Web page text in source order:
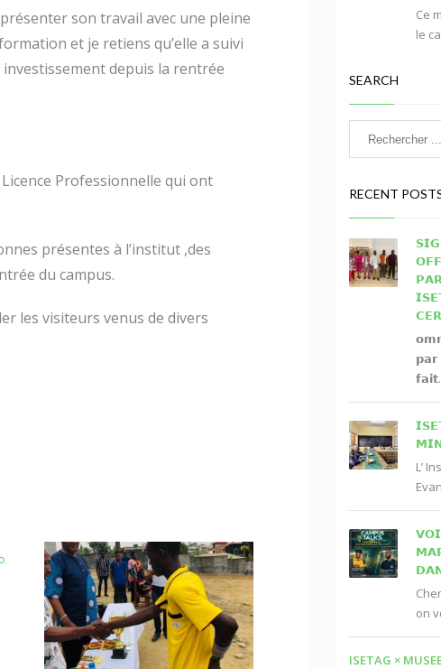
son travail avec une pleine
et je retiens qu’elle a suivi
depuis la rentrée
Professionnelle qui ont
présentes à l’institut ,des
du campus.
les visiteurs venus de divers
Ce
le
SEARCH
RECENT
𝗽𝗮𝗿
L’
on
ISETAG ×